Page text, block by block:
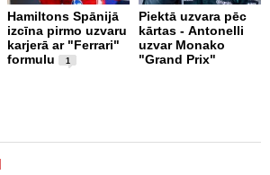
Hamiltons Spānijā
izcīna pirmo uzvaru
karjerā ar "Ferrari"
formulu
1
Piektā uzvara pēc
kārtas - Antonelli
uzvar Monako
"Grand Prix"